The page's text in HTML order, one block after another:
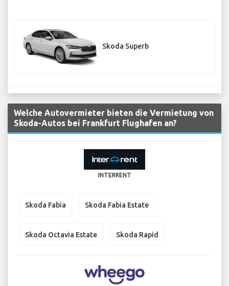
Skoda Superb
Welche Autovermieter bieten die Vermietung von
Skoda-Autos bei Frankfurt Flughafen an?
INTERRENT
Skoda Fabia Skoda Fabia Estate
Skoda Octavia Estate Skoda Rapid